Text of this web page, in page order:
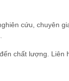
cứu, chuyên
chất lượng. Liên